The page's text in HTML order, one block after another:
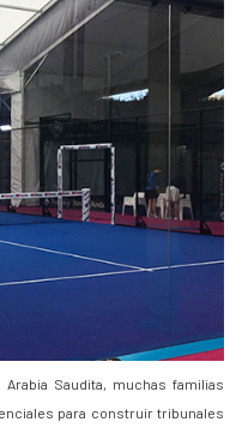
Saudita, muchas familias
para construir tribunales